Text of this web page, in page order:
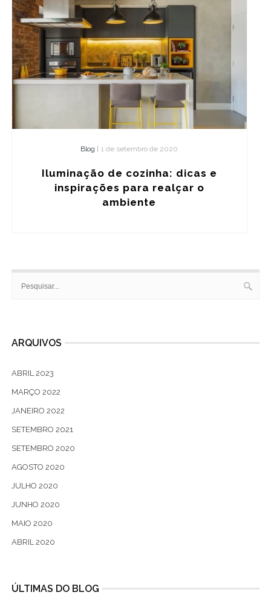
Blog 1 de setembro de 2020
Iluminação de cozinha: dicas e
inspirações para realçar o
ambiente
ARQUIVOS
ABRIL 2023
MARÇO 2022
JANEIRO 2022
SETEMBRO 2021
SETEMBRO 2020
AGOSTO 2020
JULHO 2020
JUNHO 2020
MAIO 2020
ABRIL 2020
ÚLTIMAS DO BLOG